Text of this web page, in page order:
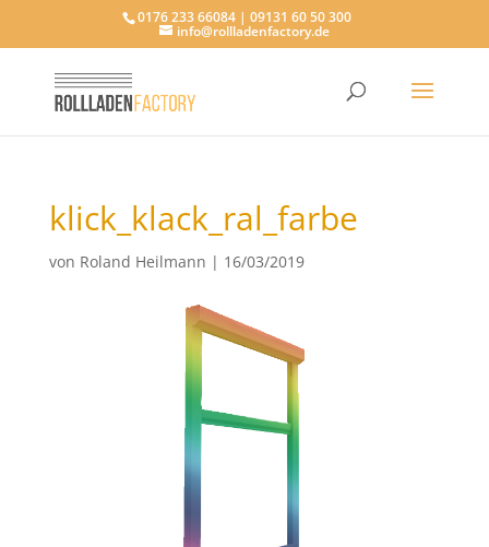
0176 233 66084 | 09131 60 50 300
info@rollladenfactory.de
klick_klack_ral_farbe
von Roland Heilmann | 16/03/2019